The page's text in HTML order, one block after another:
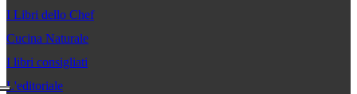
I Libri dello Chef
Cucina Naturale
I libri consigliati
L'editoriale